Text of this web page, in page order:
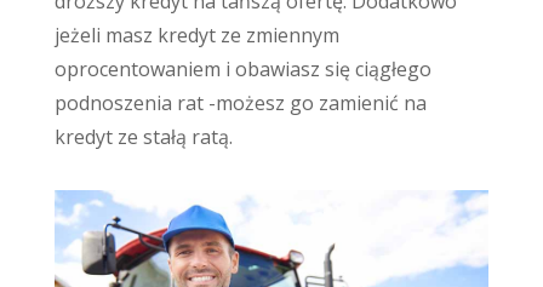
jeżeli masz kredyt ze zmiennym
oprocentowaniem i obawiasz się ciągłego
podnoszenia rat -możesz go zamienić na
kredyt ze stałą ratą.